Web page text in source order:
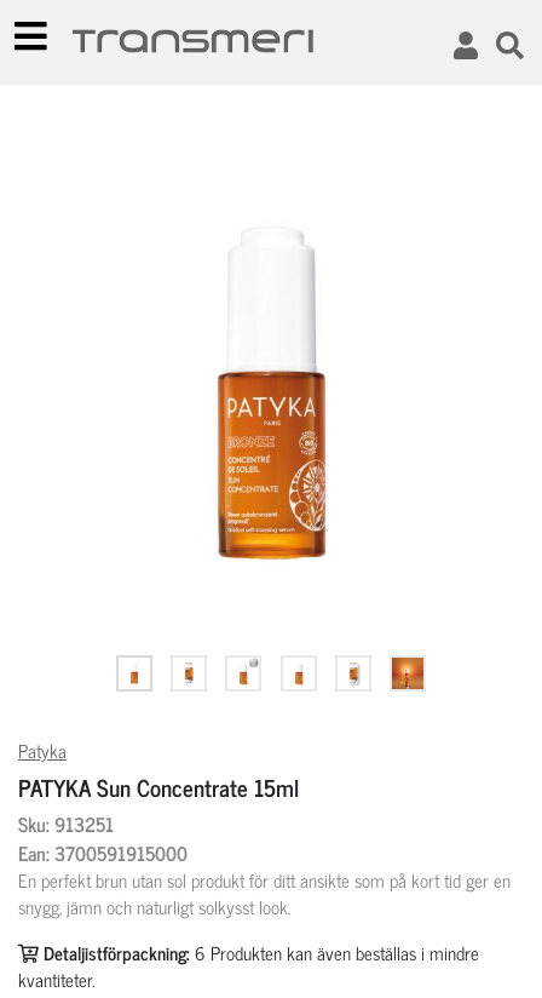
Patyka
PATYKA Sun Concentrate 15ml
Sku: 913251
Ean: 3700591915000
En perfekt brun utan sol produkt för ditt ansikte som på kort tid ger en
snygg, jämn och naturligt solkysst look.
Detaljistförpackning:6 Produkten kan även beställas i mindre
kvantiteter.